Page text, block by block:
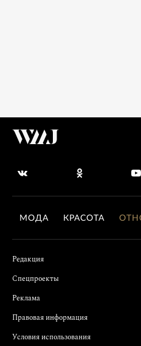
МОДА КРАСОТА
Редакция
Спецпроекты
Реклама
Правовая информация
Условия использования